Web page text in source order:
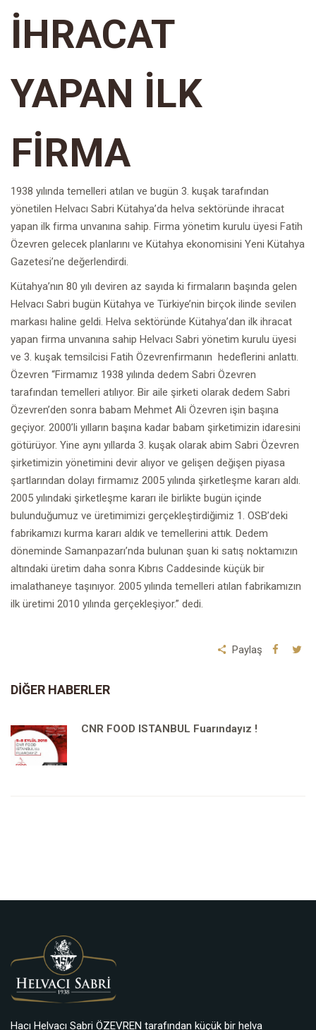
İHRACAT
YAPAN İLK
FİRMA
1938 yılında temelleri atılan ve bugün 3. kuşak tarafından
yönetilen Helvacı Sabri Kütahya’da helva sektöründe ihracat
yapan ilk firma unvanına sahip. Firma yönetim kurulu üyesi Fatih
Özevren gelecek planlarını ve Kütahya ekonomisini Yeni Kütahya
Gazetesi’ne değerlendirdi.
Kütahya’nın 80 yılı deviren az sayıda ki firmaların başında gelen
Helvacı Sabri bugün Kütahya ve Türkiye’nin birçok ilinde sevilen
markası haline geldi. Helva sektöründe Kütahya’dan ilk ihracat
yapan firma unvanına sahip Helvacı Sabri yönetim kurulu üyesi
ve 3. kuşak temsilcisi Fatih Özevrenfirmanın hedeflerini anlattı.
Özevren “Firmamız 1938 yılında dedem Sabri Özevren
tarafından temelleri atılıyor. Bir aile şirketi olarak dedem Sabri
Özevren’den sonra babam Mehmet Ali Özevren işin başına
geçiyor. 2000’li yılların başına kadar babam şirketimizin idaresini
götürüyor. Yine aynı yıllarda 3. kuşak olarak abim Sabri Özevren
şirketimizin yönetimini devir alıyor ve gelişen değişen piyasa
şartlarından dolayı firmamız 2005 yılında şirketleşme kararı aldı.
2005 yılındaki şirketleşme kararı ile birlikte bugün içinde
bulunduğumuz ve üretimimizi gerçekleştirdiğimiz 1. OSB’deki
fabrikamızı kurma kararı aldık ve temellerini attık. Dedem
döneminde Samanpazarı’nda bulunan şuan ki satış noktamızın
altındaki üretim daha sonra Kıbrıs Caddesinde küçük bir
imalathaneye taşınıyor. 2005 yılında temelleri atılan fabrikamızın
ilk üretimi 2010 yılında gerçekleşiyor.” dedi.
Paylaş
DIĞER HABERLER
CNR FOOD ISTANBUL Fuarındayız !
Hacı Helvacı Sabri ÖZEVREN tarafından küçük bir helva